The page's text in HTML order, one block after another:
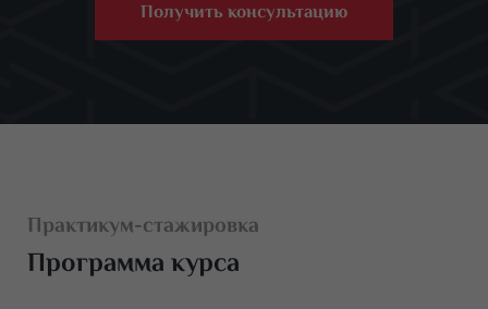
Получить консультацию
Практикум-стажировка
Программа курса